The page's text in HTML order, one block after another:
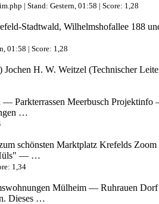
| Stand: Gestern, 01:58 | Score: 1,28
Stadtwald, Wilhelmshofallee 188
01:58 | Score: 1,28
H. W. Weitzel (Technischer
Parkterrassen Meerbusch
…
schönsten Marktplatz Krefelds
— …
1,34
Mülheim — Ruhrauen
Dieses …